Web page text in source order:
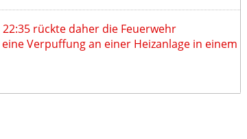
rückte daher die Feuerwehr
Verpuffung an einer Heizanlage in einem